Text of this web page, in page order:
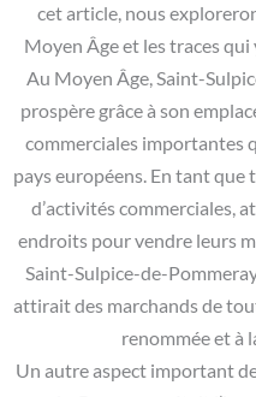
cet article, nous
Moyen Âge et les traces
Au Moyen Âge, Saint-
prospère grâce à son
commerciales importantes
pays européens. En tant que
d’activités commerciales,
endroits pour vendre leurs
Saint-Sulpice-de-
attirait des marchands de
renommée et à
Un autre aspect important